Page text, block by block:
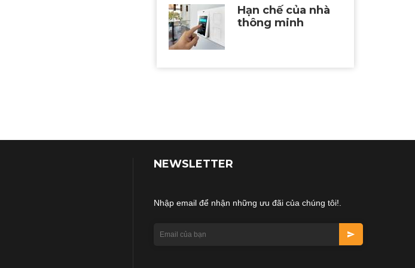
Hạn chế của nhà
thông minh
NEWSLETTER
Nhập email để nhận những ưu đãi của chúng tôi!.